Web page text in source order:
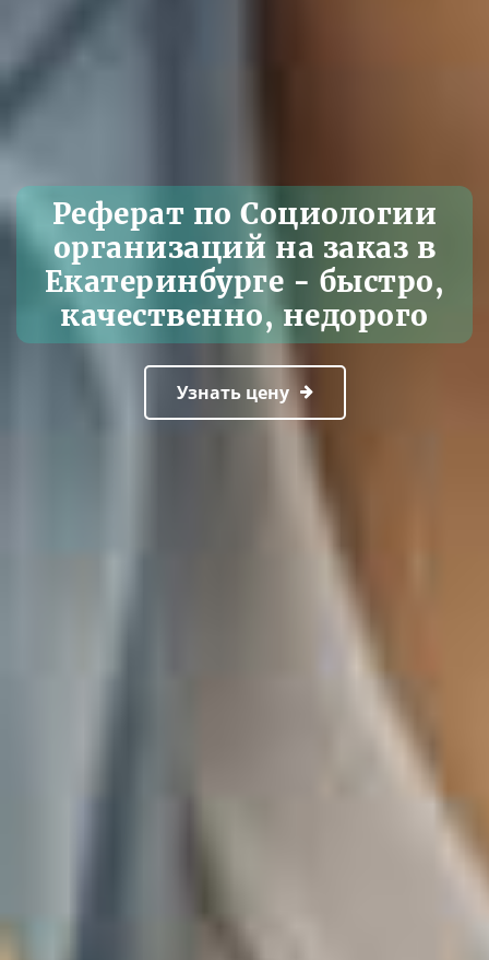
Реферат по Социологии
организаций на заказ в
Екатеринбурге - быстро,
качественно, недорого
Узнать цену